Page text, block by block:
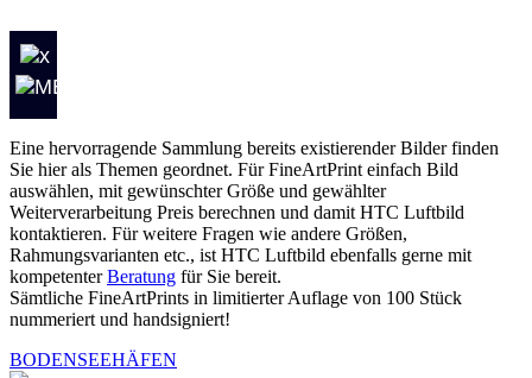
Eine hervorragende Sammlung bereits existierender Bilder finden
Sie hier als Themen geordnet. Für FineArtPrint einfach Bild
auswählen, mit gewünschter Größe und gewählter
Weiterverarbeitung Preis berechnen und damit HTC Luftbild
kontaktieren. Für weitere Fragen wie andere Größen,
Rahmungsvarianten etc., ist HTC Luftbild ebenfalls gerne mit
kompetenterBeratung für Sie bereit.
Sämtliche FineArtPrints in limitierter Auflage von 100 Stück
nummeriert und handsigniert!
BODENSEEHÄFEN